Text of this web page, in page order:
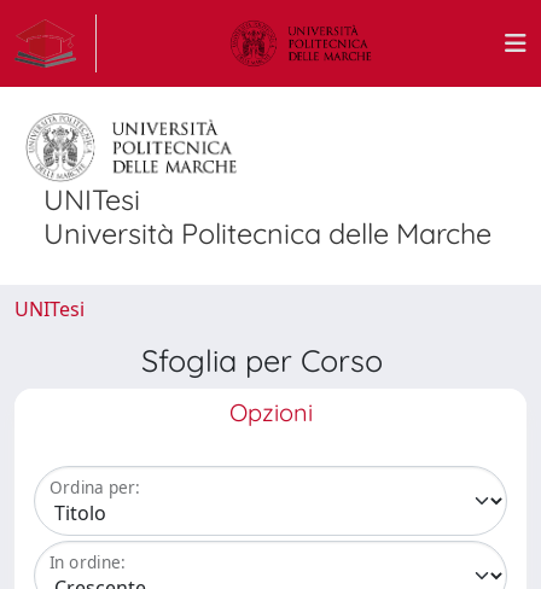
UNITesi
Università Politecnica delle Marche
UNITesi
Sfoglia per Corso
Opzioni
Ordina per:
In ordine: